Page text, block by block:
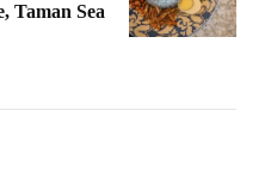
Taman Sea